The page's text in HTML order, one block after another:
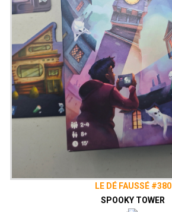
LE DÉ FAUSSÉ #380
SPOOKY TOWER